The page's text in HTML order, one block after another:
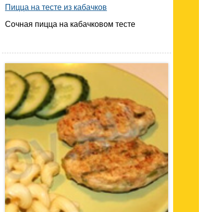
Пицца на тесте из кабачков
Сочная пицца на кабачковом тесте